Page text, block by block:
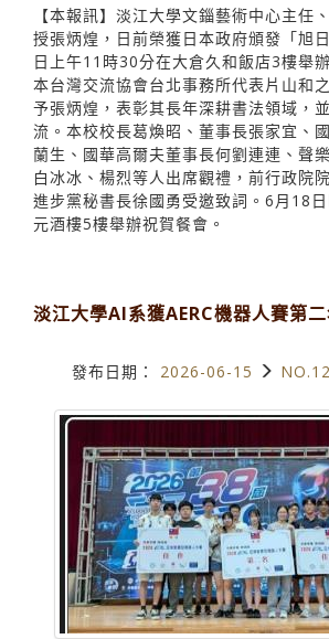
【本報訊】淡江大學文錙藝術中心主任
授張炳煌，日前榮獲日本政府頒發「旭
日上午11時30分在大倉久和飯店3樓舉
本台灣交流協會台北事務所代表片山和
予張炳煌，表彰其長年深耕書法領域，
流。本校校長葛煥昭、董事長張家宜、
蘭生、國華高爾夫董事長何劉連連、聲
白冰冰、楊烈等人出席觀禮，前行政院
進步黨秘書長徐國勇受邀致詞。6月18
元酒樓5樓舉辦祝賀餐會。
淡江大學AI系獲AERC機器人賽第
發布日期： 2026-06-15